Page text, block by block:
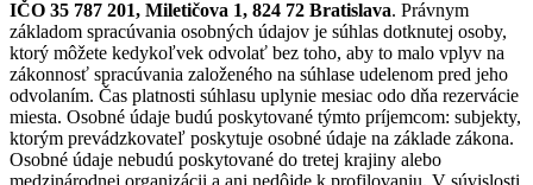
IČO 35 787 201, Miletičova 1, 824 72 Bratislava. Právnym
základom spracúvania osobných údajov je súhlas dotknutej osoby,
ktorý môžete kedykoľvek odvolať bez toho, aby to malo vplyv na
zákonnosť spracúvania založeného na súhlase udelenom pred jeho
odvolaním. Čas platnosti súhlasu uplynie mesiac odo dňa rezervácie
miesta. Osobné údaje budú poskytované týmto príjemcom: subjekty,
ktorým prevádzkovateľ poskytuje osobné údaje na základe zákona.
Osobné údaje nebudú poskytované do tretej krajiny alebo
medzinárodnej organizácii a ani nedôjde k profilovaniu. V súvislosti